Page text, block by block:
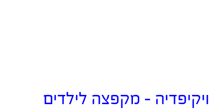
ויקיפדיה – מקפצה לילדים